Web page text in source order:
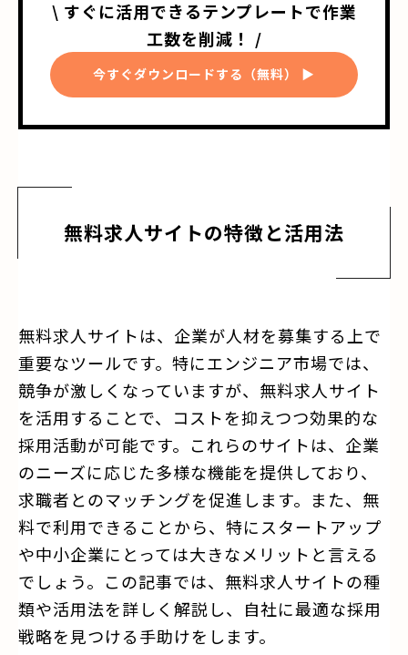
\ すぐに活用できるテンプレートで作業
工数を削減！ /
今すぐダウンロードする（無料） ▶
無料求人サイトの特徴と活用法
無料求人サイトは、企業が人材を募集する上で
重要なツールです。特にエンジニア市場では、
競争が激しくなっていますが、無料求人サイト
を活用することで、コストを抑えつつ効果的な
採用活動が可能です。これらのサイトは、企業
のニーズに応じた多様な機能を提供しており、
求職者とのマッチングを促進します。また、無
料で利用できることから、特にスタートアップ
や中小企業にとっては大きなメリットと言える
でしょう。この記事では、無料求人サイトの種
類や活用法を詳しく解説し、自社に最適な採用
戦略を見つける手助けをします。